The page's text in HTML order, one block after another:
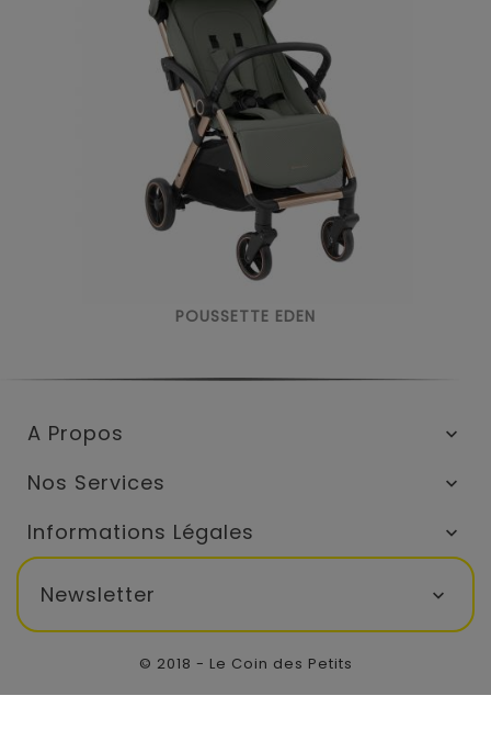
POUSSETTE EDEN
A Propos 
Nos Services 
Informations Légales 
Newsletter 
© 2018 - Le Coin des Petits